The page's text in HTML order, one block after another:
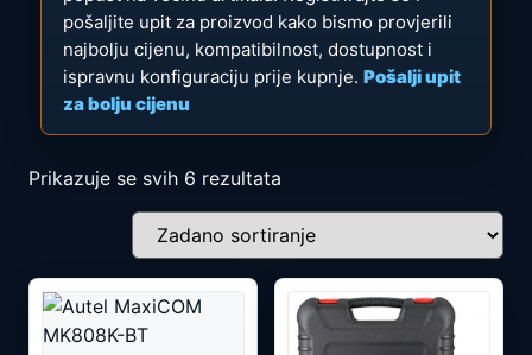
pošaljite upit za proizvod kako bismo provjerili
najbolju cijenu, kompatibilnost, dostupnost i
ispravnu konfiguraciju prije kupnje. Pošalji upit
za bolju cijenu
Prikazuje se svih 6 rezultata